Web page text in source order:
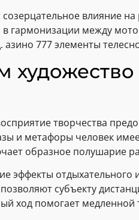
влияние
в гармонизации между
азино 777 элементы
творчества
и метафоры человек
образное полушарие
эффекты
субъекту
ход помогает